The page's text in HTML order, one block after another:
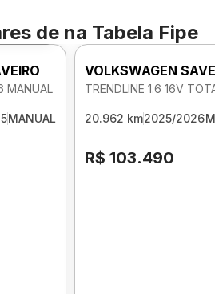
de na Tabela Fipe
360º
MANUAL
MANUAL
VOLKSWAGEN
TRENDLINE 1.6 16V
20.962 km2025/2026
R$ 103.490